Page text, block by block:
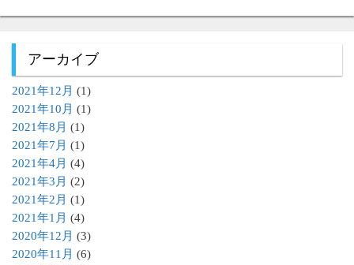
アーカイブ
2021年12月 (1)
2021年10月 (1)
2021年8月 (1)
2021年7月 (1)
2021年4月 (4)
2021年3月 (2)
2021年2月 (1)
2021年1月 (4)
2020年12月 (3)
2020年11月 (6)